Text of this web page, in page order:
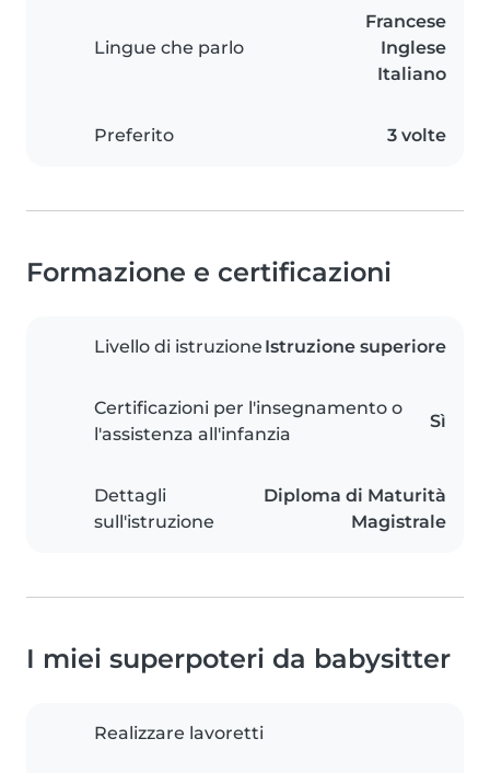
Lingue che parlo
Francese
Inglese
Italiano
Preferito 3 volte
Formazione e certificazioni
Livello di istruzione Istruzione superiore
Certificazioni per l'insegnamento o
l'assistenza all'infanzia
Sì
Dettagli
sull'istruzione
Diploma di Maturità
Magistrale
I miei superpoteri da babysitter
Realizzare lavoretti